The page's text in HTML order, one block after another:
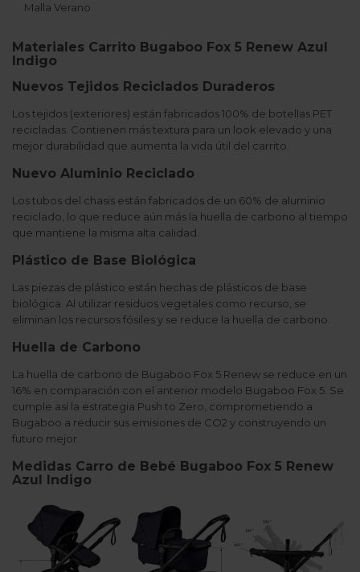
Malla Verano
Materiales Carrito Bugaboo Fox 5 Renew Azul
Indigo
Nuevos Tejidos Reciclados Duraderos
Los tejidos (exteriores) están fabricados 100% de botellas PET
recicladas. Contienen más textura para un look elevado y una
mejor durabilidad que aumenta la vida útil del carrito.
Nuevo Aluminio Reciclado
Los tubos del chasis están fabricados de un 60% de aluminio
reciclado, lo que reduce aún más la huella de carbono al tiempo
que mantiene la misma alta calidad.
Plástico de Base Biológica
Las piezas de plástico están hechas de plásticos de base
biológica. Al utilizar residuos vegetales como recurso, se
eliminan los recursos fósiles y se reduce la huella de carbono.
Huella de Carbono
La huella de carbono de Bugaboo Fox 5 Renew se reduce en un
16% en comparación con el anterior modelo Bugaboo Fox 5. Se
cumple así la estrategia Push to Zero, comprometiendo a
Bugaboo a reducir sus emisiones de CO2 y construyendo un
futuro mejor.
Medidas Carro de Bebé Bugaboo Fox 5 Renew
Azul Indigo